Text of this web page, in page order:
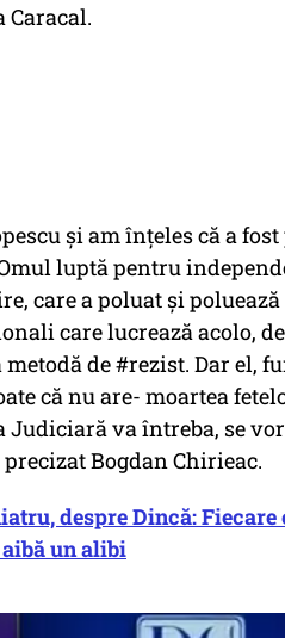
Caracal.
și am înțeles că a
luptă pentru
care a poluat și
care lucrează acolo,
de #rezist. Dar el,
că nu are- moartea
Judiciară va întreba, se
Bogdan Chirieac.
despre Dincă: Fiecare
un alibi